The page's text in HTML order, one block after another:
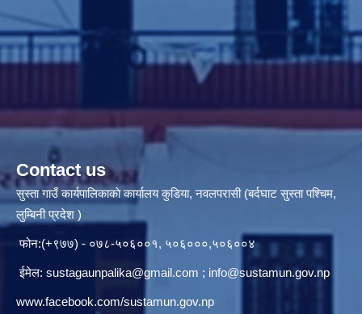
Contact us
सुस्ता गाउँ कार्यपालिकाकाे कार्यालय कुडिया, नवलपरासी (बर्दघाट सुस्ता पश्चिम,
लुम्बिनी प्रदेश )
फोन:(+९७७) - ०७८-५०६००१, ५०६०००,५०६००४
ईमेल: sustagaunpalika@gmail.com ; info@sustamun.gov.np
www.facebook.com/sustamun.gov.np